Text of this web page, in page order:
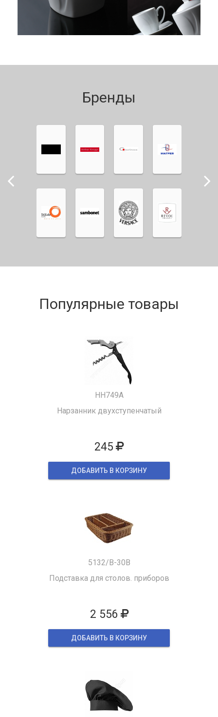
Бренды
Популярные товары
HH749A
Нарзанник двухступенчатый
245
ДОБАВИТЬ В КОРЗИНУ
5132/B-30B
Подставка для столов. приборов
2 556
ДОБАВИТЬ В КОРЗИНУ